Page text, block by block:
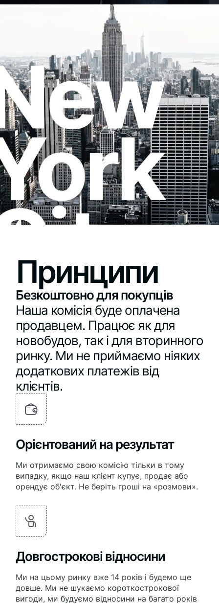
Принципи
Безкоштовно для покупців
Наша комісія буде оплачена
продавцем. Працює як для
новобудов, так і для вторинного
ринку. Ми не приймаємо ніяких
додаткових платежів від
клієнтів.
Орієнтований на результат
Ми отримаємо свою комісію тільки в тому
випадку, якщо наш клієнт купує, продає або
орендує об'єкт. Не беріть гроші на «розмови».
Довгострокові відносини
Ми на цьому ринку вже 14 років і будемо ще
довше. Ми не шукаємо короткострокової
вигоди, ми будуємо відносини на багато років